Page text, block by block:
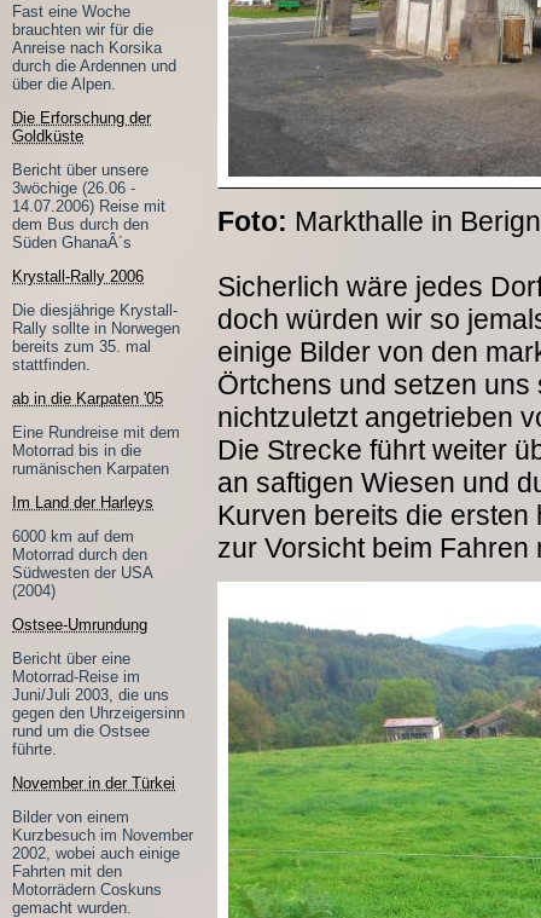
Fast eine Woche
brauchten wir für die
Anreise nach Korsika
durch die Ardennen und
über die Alpen.
Die Erforschung der
Goldküste
Bericht über unsere
3wöchige (26.06 -
14.07.2006) Reise mit
dem Bus durch den
Süden GhanaÂ´s
Krystall-Rally 2006
Die diesjährige Krystall-
Rally sollte in Norwegen
bereits zum 35. mal
stattfinden.
ab in die Karpaten '05
Eine Rundreise mit dem
Motorrad bis in die
rumänischen Karpaten
Im Land der Harleys
6000 km auf dem
Motorrad durch den
Südwesten der USA
(2004)
Ostsee-Umrundung
Bericht über eine
Motorrad-Reise im
Juni/Juli 2003, die uns
gegen den Uhrzeigersinn
rund um die Ostsee
führte.
November in der Türkei
Bilder von einem
Kurzbesuch im November
2002, wobei auch einige
Fahrten mit den
Motorrädern Coskuns
gemacht wurden.
Foto: Markthalle in
Sicherlich wäre jedes
doch würden wir so
einige Bilder von den
Örtchens und setzen
nichtzuletzt angetrieben
Die Strecke führt weiter
an saftigen Wiesen und
Kurven bereits die
zur Vorsicht beim Fahren